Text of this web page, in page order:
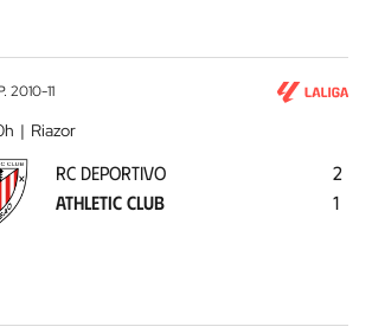
2010-11
Riazor
RC DEPORTIVO
ATHLETIC CLUB
2
1